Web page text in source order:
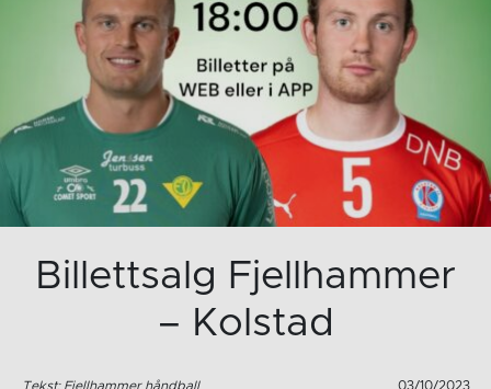
Billettsalg Fjellhammer
– Kolstad
Tekst: Fjellhammer håndball 03/10/2023